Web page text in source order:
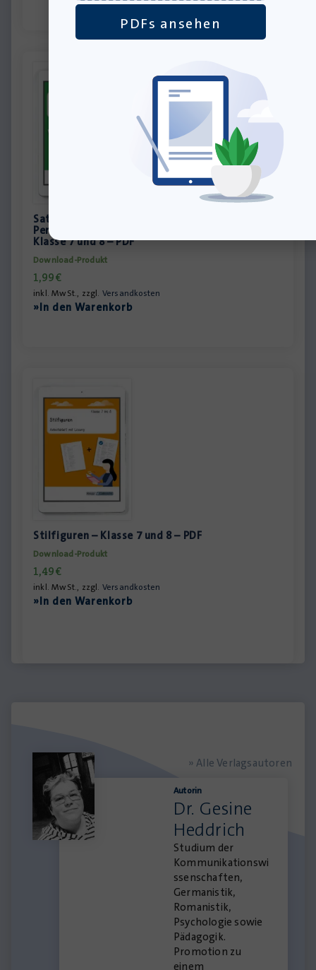
Satzlandschaften entdecken –
Personenbeschreibung – Adjektive deklinieren –
Klasse 7 und 8 – PDF
Download-Produkt
1,99€
inkl. MwSt., zzgl. Versandkosten
»In den Warenkorb
Stilfiguren – Klasse 7 und 8 – PDF
Download-Produkt
1,49€
inkl. MwSt., zzgl. Versandkosten
»In den Warenkorb
» Alle Verlagsautoren
Autorin
Dr. Gesine
Heddrich
Studium der
Kommunikationswi
ssenschaften,
Germanistik,
Romanistik,
Psychologie sowie
Pädagogik.
Promotion zu
einem
PDFs ansehen